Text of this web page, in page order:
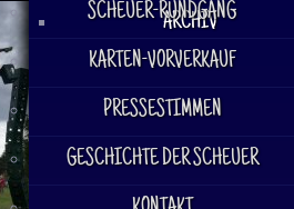
ARCHIV
SCHEUER-RUNDGANG
KARTEN-VORVERKAUF
PRESSESTIMMEN
GESCHICHTE DER SCHEUER